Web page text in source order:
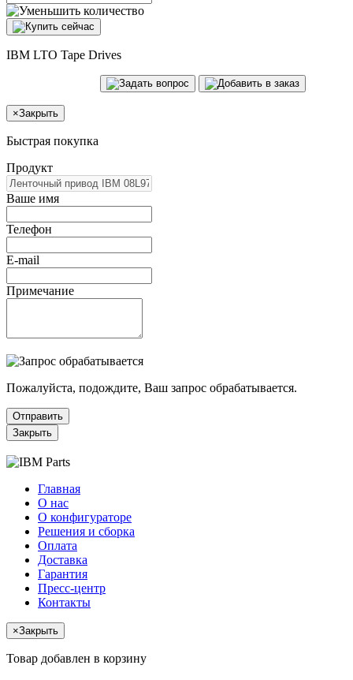
IBM LTO Tape Drives
×Закрыть
Быстрая покупка
Продукт
Ваше имя
Телефон
E-mail
Примечание
Пожалуйста, подождите, Ваш запрос обрабатывается.
Отправить
Закрыть
Главная
О нас
О конфигураторе
Решения и сборка
Оплата
Доставка
Гарантия
Пресс-центр
Контакты
×Закрыть
Товар добавлен в корзину